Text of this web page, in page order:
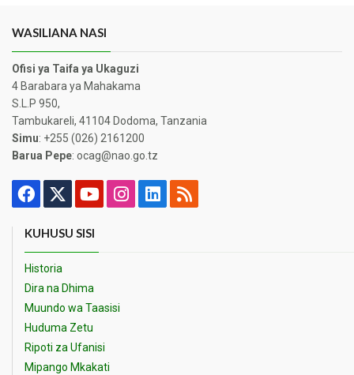
WASILIANA NASI
Ofisi ya Taifa ya Ukaguzi
4 Barabara ya Mahakama
S.L.P 950,
Tambukareli, 41104 Dodoma, Tanzania
Simu: +255 (026) 2161200
Barua Pepe: ocag@nao.go.tz
KUHUSU SISI
Historia
Dira na Dhima
Muundo wa Taasisi
Huduma Zetu
Ripoti za Ufanisi
Mipango Mkakati